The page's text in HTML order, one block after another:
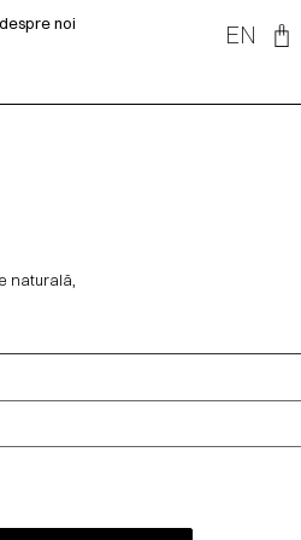
despre noi
EN
naturală,